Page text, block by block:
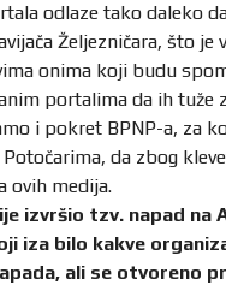
odlaze tako daleko
Željezničara, što je
onima koji budu
portalima da ih tuže
i pokret BPNP-a, za
da zbog
ovih medija.
izvršio tzv. napad na
iza bilo kakve
ali se otvoreno